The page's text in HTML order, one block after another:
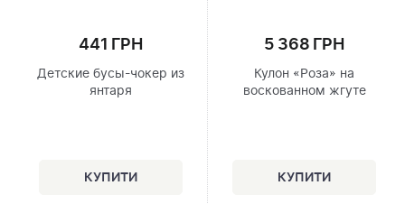
441 ГРН
Детские бусы-чокер из
янтаря
5 368 ГРН
Кулон «Роза» на
воскованном жгуте